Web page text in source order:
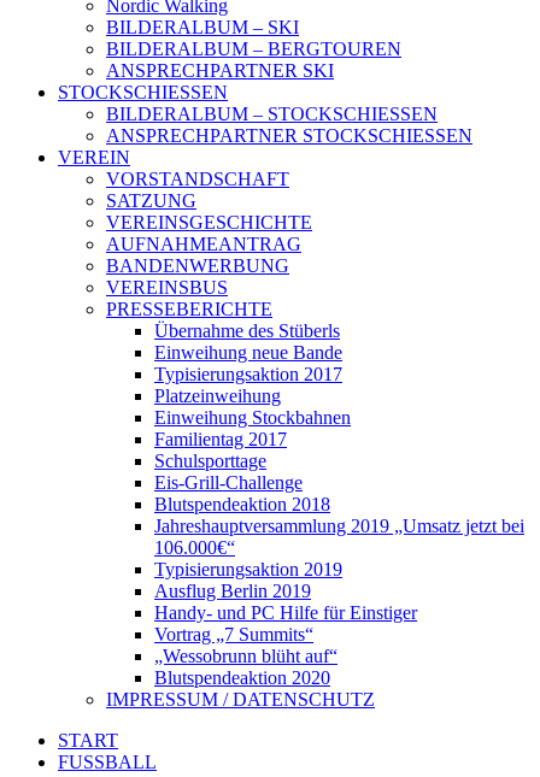
Nordic Walking
BILDERALBUM – SKI
BILDERALBUM – BERGTOUREN
ANSPRECHPARTNER SKI
STOCKSCHIESSEN
BILDERALBUM – STOCKSCHIESSEN
ANSPRECHPARTNER STOCKSCHIESSEN
VEREIN
VORSTANDSCHAFT
SATZUNG
VEREINSGESCHICHTE
AUFNAHMEANTRAG
BANDENWERBUNG
VEREINSBUS
PRESSEBERICHTE
Übernahme des Stüberls
Einweihung neue Bande
Typisierungsaktion 2017
Platzeinweihung
Einweihung Stockbahnen
Familientag 2017
Schulsporttage
Eis-Grill-Challenge
Blutspendeaktion 2018
Jahreshauptversammlung 2019 „Umsatz jetzt bei
106.000€“
Typisierungsaktion 2019
Ausflug Berlin 2019
Handy- und PC Hilfe für Einstiger
Vortrag „7 Summits“
„Wessobrunn blüht auf“
Blutspendeaktion 2020
IMPRESSUM / DATENSCHUTZ
START
FUSSBALL